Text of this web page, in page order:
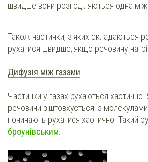
швидше вони розподіляються одна
Також частинки, з яких складаються
рухатися швидше, якщо речовину
Дифузія між газами
Частинки у газах рухаються
речовини зіштовхується із
починають рухатися хаотично. Такий
броунівським.